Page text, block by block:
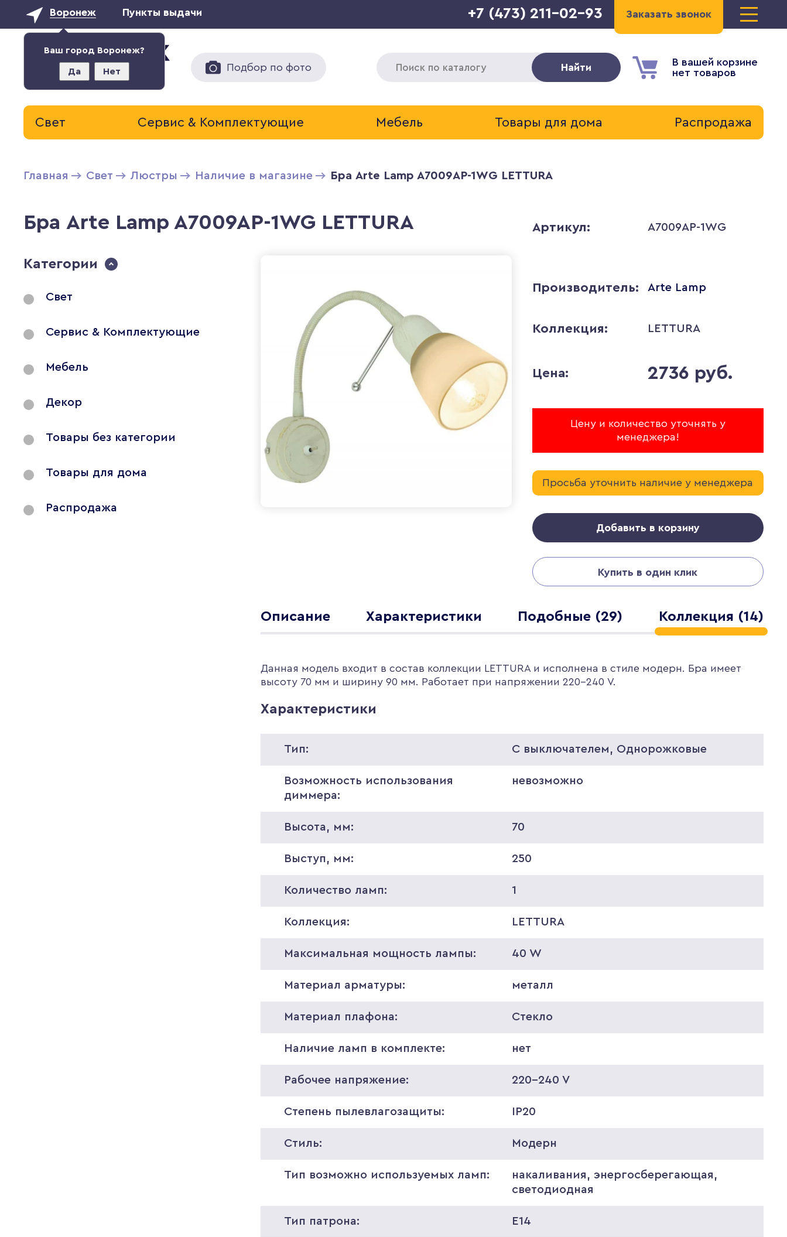
Воронеж
Ваш город Воронеж?
Да Нет
Пункты выдачи Заказать звонок
+7 (473) 211-02-93
Подбор по фото
В вашей корзине
нет товаров
Найти
Свет Сервис & Комплектующие Мебель Товары для дома Распродажа
Главная Свет Люстры Наличие в магазине Бра Arte Lamp A7009AP-1WG LETTURA
Бра Arte Lamp A7009AP-1WG LETTURA
Категории
Свет
Сервис & Комплектующие
Мебель
Декор
Товары без категории
Товары для дома
Распродажа
Артикул: A7009AP-1WG
Производитель: Arte Lamp
Коллекция: LETTURA
Цена: 2736 руб.
Цену и количество уточнять у
менеджера!
Просьба уточнить наличие у менеджера
Добавить в корзину
Купить в один клик
Описание Характеристики Подобные (29) Коллекция (14)
Данная модель входит в состав коллекции LETTURA и исполнена в стиле модерн. Бра имеет
высоту 70 мм и ширину 90 мм. Работает при напряжении 220-240 V.
Характеристики
Тип: С выключателем, Однорожковые
Возможность использования
диммера:
невозможно
Высота, мм: 70
Выступ, мм: 250
Количество ламп: 1
Коллекция: LETTURA
Максимальная мощность лампы: 40 W
Материал арматуры: металл
Материал плафона: Стекло
Наличие ламп в комплекте: нет
Рабочее напряжение: 220-240 V
Степень пылевлагозащиты: IP20
Стиль: Модерн
Тип возможно используемых ламп:
накаливания, энергосберегающая,
светодиодная
Тип патрона: E14